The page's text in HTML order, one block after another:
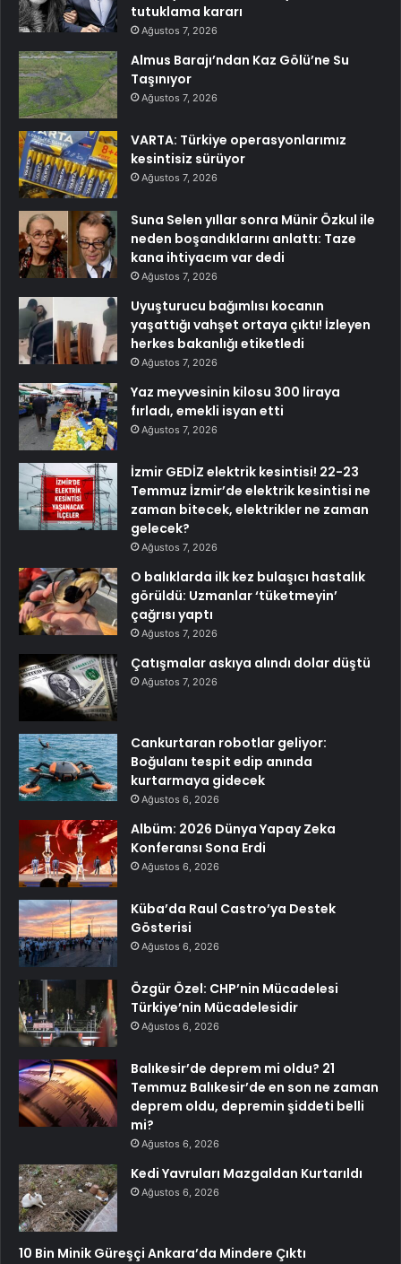
tutuklama kararı
Ağustos 7, 2026
Almus Barajı’ndan Kaz Gölü’ne Su
Taşınıyor
Ağustos 7, 2026
VARTA: Türkiye operasyonlarımız
kesintisiz sürüyor
Ağustos 7, 2026
Suna Selen yıllar sonra Münir Özkul ile
neden boşandıklarını anlattı: Taze
kana ihtiyacım var dedi
Ağustos 7, 2026
Uyuşturucu bağımlısı kocanın
yaşattığı vahşet ortaya çıktı! İzleyen
herkes bakanlığı etiketledi
Ağustos 7, 2026
Yaz meyvesinin kilosu 300 liraya
fırladı, emekli isyan etti
Ağustos 7, 2026
İzmir GEDİZ elektrik kesintisi! 22-23
Temmuz İzmir’de elektrik kesintisi ne
zaman bitecek, elektrikler ne zaman
gelecek?
Ağustos 7, 2026
O balıklarda ilk kez bulaşıcı hastalık
görüldü: Uzmanlar ‘tüketmeyin’
çağrısı yaptı
Ağustos 7, 2026
Çatışmalar askıya alındı dolar düştü
Ağustos 7, 2026
Cankurtaran robotlar geliyor:
Boğulanı tespit edip anında
kurtarmaya gidecek
Ağustos 6, 2026
Albüm: 2026 Dünya Yapay Zeka
Konferansı Sona Erdi
Ağustos 6, 2026
Küba’da Raul Castro’ya Destek
Gösterisi
Ağustos 6, 2026
Özgür Özel: CHP’nin Mücadelesi
Türkiye’nin Mücadelesidir
Ağustos 6, 2026
Balıkesir’de deprem mi oldu? 21
Temmuz Balıkesir’de en son ne zaman
deprem oldu, depremin şiddeti belli
mi?
Ağustos 6, 2026
Kedi Yavruları Mazgaldan Kurtarıldı
Ağustos 6, 2026
10 Bin Minik Güreşçi Ankara’da Mindere Çıktı